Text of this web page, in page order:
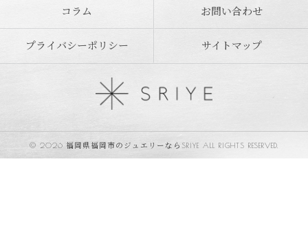
コラム お問い合わせ
プライバシーポリシー サイトマップ
© 2026 福岡県福岡市のジュエリーならSRIYE ALL RIGHTS RESERVED.